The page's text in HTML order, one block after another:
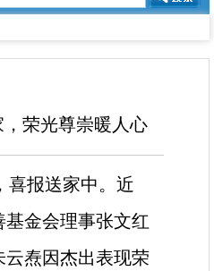
荣光尊崇暖人心
喜报送家中。近
基金会理事张文红
云焘因杰出表现荣